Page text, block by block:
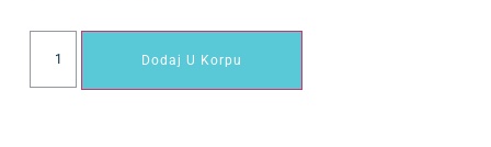
Dodaj U Korpu